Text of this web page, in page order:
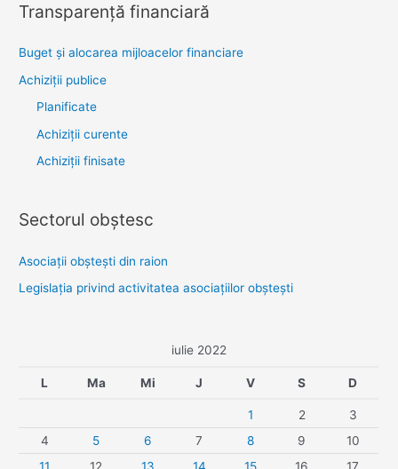
Transparenţă financiară
Buget și alocarea mijloacelor financiare
Achiziţii publice
Planificate
Achiziții curente
Achiziții finisate
Sectorul obştesc
Asociaţii obşteşti din raion
Legislaţia privind activitatea asociaţiilor obşteşti
iulie 2022
L Ma Mi J V S D
1 2
3
4
5 6 7 8 9
10